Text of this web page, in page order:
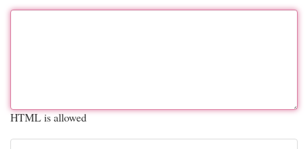
HTML is allowed